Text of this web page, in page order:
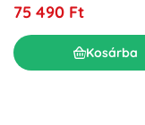
75 490 Ft
Kosárba